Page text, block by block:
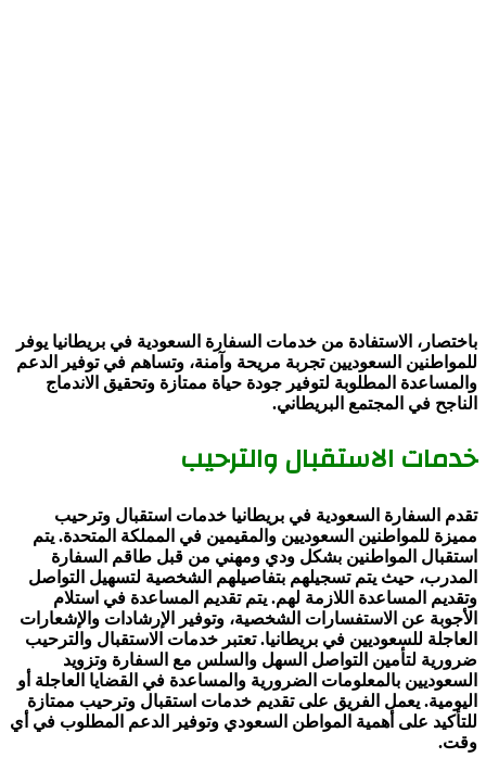
باختصار، الاستفادة من خدمات السفارة السعودية في بريطانيا يوفر
للمواطنين السعوديين تجربة مريحة وآمنة، وتساهم في توفير الدعم
والمساعدة المطلوبة لتوفير جودة حياة ممتازة وتحقيق الاندماج
الناجح في المجتمع البريطاني.
خدمات الاستقبال والترحيب
تقدم السفارة السعودية في بريطانيا خدمات استقبال وترحيب
مميزة للمواطنين السعوديين والمقيمين في المملكة المتحدة. يتم
استقبال المواطنين بشكل ودي ومهني من قبل طاقم السفارة
المدرب، حيث يتم تسجيلهم بتفاصيلهم الشخصية لتسهيل التواصل
وتقديم المساعدة اللازمة لهم. يتم تقديم المساعدة في استلام
الأجوبة عن الاستفسارات الشخصية، وتوفير الإرشادات والإشعارات
العاجلة للسعوديين في بريطانيا. تعتبر خدمات الاستقبال والترحيب
ضرورية لتأمين التواصل السهل والسلس مع السفارة وتزويد
السعوديين بالمعلومات الضرورية والمساعدة في القضايا العاجلة أو
اليومية. يعمل الفريق على تقديم خدمات استقبال وترحيب ممتازة
للتأكيد على أهمية المواطن السعودي وتوفير الدعم المطلوب في أي
وقت.